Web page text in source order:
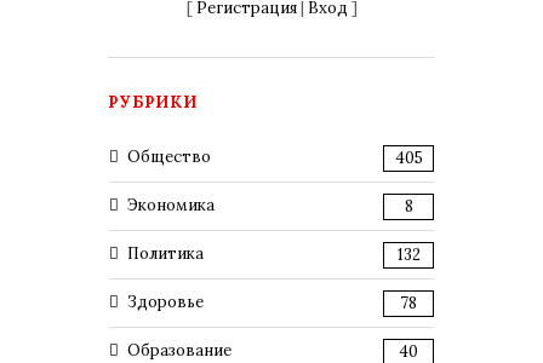
[ Регистрация| Вход ]
РУБРИКИ
Общество 405
Экономика 8
Политика 132
Здоровье 78
Образование 40